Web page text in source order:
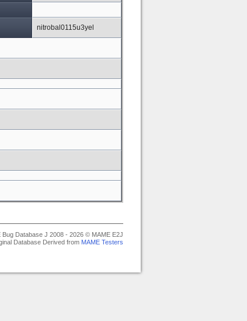
nitrobal0115u3yel
Bug Database J 2008 - 2026 © MAME E2J
Database Derived from MAME Testers